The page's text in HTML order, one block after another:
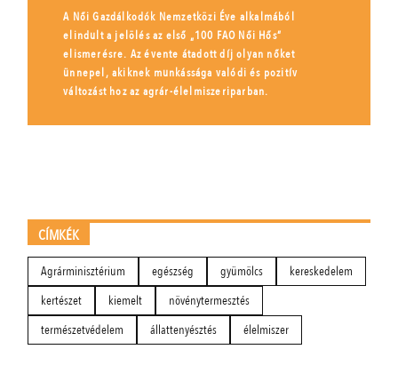
A Női Gazdálkodók Nemzetközi Éve alkalmából
elindult a jelölés az első „100 FAO Női Hős”
elismerésre. Az évente átadott díj olyan nőket
ünnepel, akiknek munkássága valódi és pozitív
változást hoz az agrár-élelmiszeriparban.
CÍMKÉK
Agrárminisztérium egészség gyümölcs
kereskedelem
kertészet
kiemelt
növénytermesztés
természetvédelem
állattenyésztés élelmiszer